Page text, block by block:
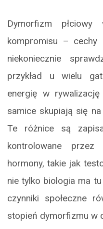
Dymorfizm płciowy
kompromisu – cechy
niekoniecznie
przykład u wielu
energię w
samice skupiają się
Te różnice są
kontrolowane
hormony, takie jak
nie tylko biologia ma
czynniki społeczne
stopień dymorfizmu w